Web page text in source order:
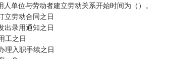
人单位与劳动者建立劳动关系开始时间为（）。
立劳动合同之日
出录用通知之日
工之日
理入职手续之日